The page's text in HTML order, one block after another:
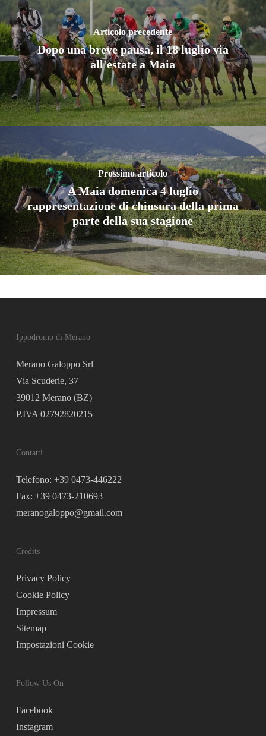
Articolo precedente
Dopo una breve pausa, il 18 luglio via
all'estate a Maia
Prossimo articolo
A Maia domenica 4 luglio
rappresentazione di chiusura della prima
parte della sua stagione
Ippodromo di Merano
Merano Galoppo Srl
Via Scuderie, 37
39012 Merano (BZ)
P.IVA 02792820215
Contatti
Telefono: +39 0473-446222
Fax: +39 0473-210693
meranogaloppo@gmail.com
Credits
Privacy Policy
Cookie Policy
Impressum
Sitemap
Impostazioni Cookie
Follow Us On
Facebook
Instagram